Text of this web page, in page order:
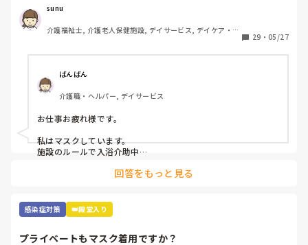
😓アドバイスください！
sunu
介護福祉士, 介護老人保健施設, デイサービス, デイケア・通
29 ・ 05/27
ばんばん
介護職・ヘルパー, デイサービス
お仕事お疲れ様です。
私はマスクしています。
施設のルールで入浴介助中
使い捨てのマスクなので
参考にならないかもですが、、、
気持ち少し暑さがマシな気がします。
回答をもっと見る
感染症対策 👑殿堂入り
プライベートもマスク着用ですか？